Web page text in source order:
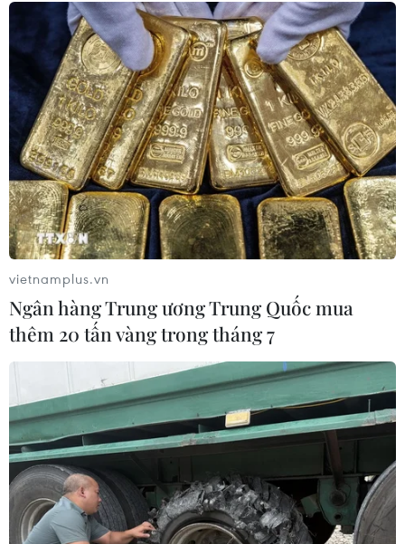
TIN LIÊN QUAN
Tiềm năng hợp tác văn hóa giữa Việt Nam
và Nga còn rất lớn
21/03/2018 02:27
Đại sứ quán Việt Nam tại Liên bang Nga đã tổ chức
vietnamplus.vn
Ngân hàng Trung ương Trung Quốc mua
thêm 20 tấn vàng trong tháng 7